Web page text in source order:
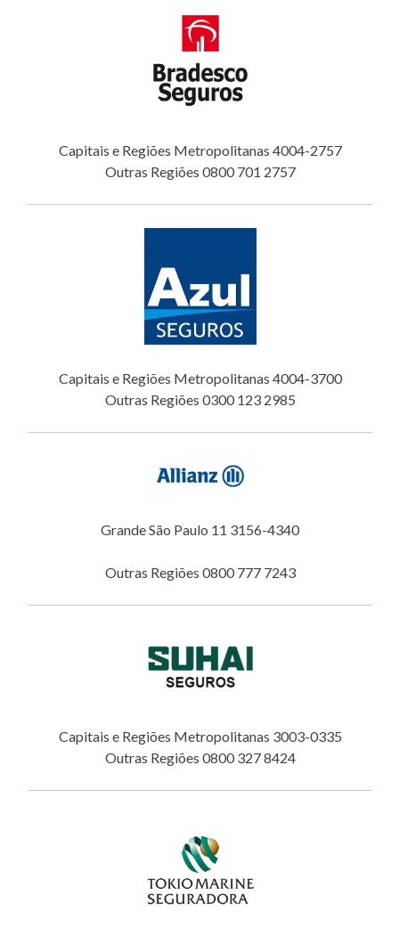
Capitais e Regiões Metropolitanas 4004-2757
Outras Regiões 0800 701 2757
Capitais e Regiões Metropolitanas 4004-3700
Outras Regiões 0300 123 2985
Grande São Paulo 11 3156-4340
Outras Regiões 0800 777 7243
Capitais e Regiões Metropolitanas 3003-0335
Outras Regiões 0800 327 8424